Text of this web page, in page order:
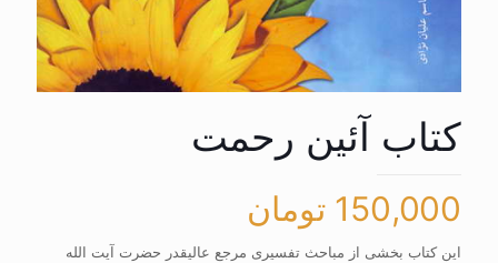
کتاب آئین رحمت
150,000 تومان
این کتاب بخشی از مباحث تفسیری مرجع عالیقدر حضرت آیت الله